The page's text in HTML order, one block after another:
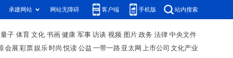
承建网站 网站无障碍 客户端 手机版 站内搜索
量子 体育 文化 书画 健康 军事 访谈 视频 图片 政务 法律 中央文件
会展 彩票娱乐 时尚 悦读 公益 一带一路 亚太网 上市公司 文化产业